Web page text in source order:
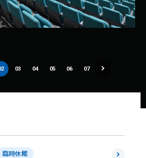
03 04 05 06 07
臨時休館